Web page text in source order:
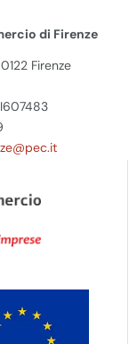
di Firenze
Firenze